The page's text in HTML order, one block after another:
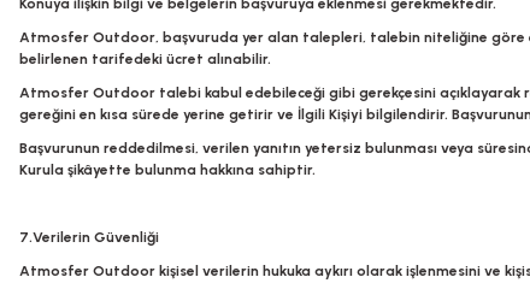
Konuya ilişkin bilgi ve belgelerin başvuruya eklenmesi gerekmektedir.
Atmosfer Outdoor, başvuruda yer alan talepleri, talebin niteliğine göre
belirlenen tarifedeki ücret alınabilir.
Atmosfer Outdoor talebi kabul edebileceği gibi gerekçesini
gereğini en kısa sürede yerine getirir ve İlgili Kişiyi bilgilendirir.
Başvurunun reddedilmesi, verilen yanıtın yetersiz bulunması veya
Kurula şikâyette bulunma hakkına sahiptir.
7.Verilerin Güvenliği
Atmosfer Outdoor kişisel verilerin hukuka aykırı olarak işlenmesini ve